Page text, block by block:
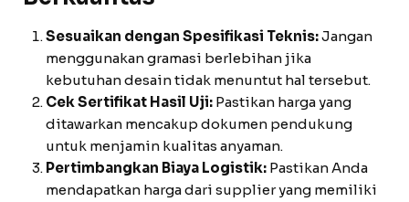
Sesuaikan dengan Spesifikasi Teknis:Jangan
menggunakan gramasi berlebihan jika
kebutuhan desain tidak menuntut hal tersebut.
Cek Sertifikat Hasil Uji: Pastikan harga yang
ditawarkan mencakup dokumen pendukung
untuk menjamin kualitas anyaman.
Pertimbangkan Biaya Logistik: Pastikan Anda
mendapatkan harga dari supplier yang memiliki